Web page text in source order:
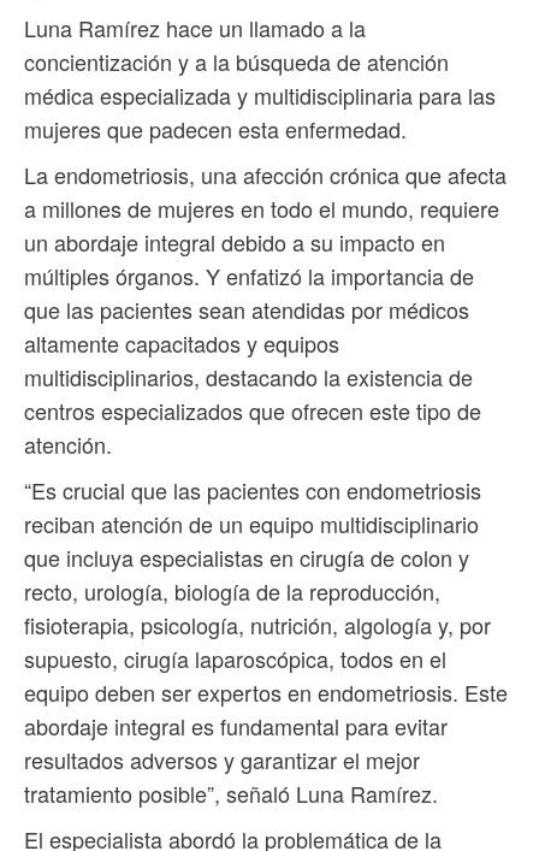
Luna Ramírez hace un llamado a la
concientización y a la búsqueda de atención
médica especializada y multidisciplinaria para las
mujeres que padecen esta enfermedad.
La endometriosis, una afección crónica que afecta
a millones de mujeres en todo el mundo, requiere
un abordaje integral debido a su impacto en
múltiples órganos. Y enfatizó la importancia de
que las pacientes sean atendidas por médicos
altamente capacitados y equipos
multidisciplinarios, destacando la existencia de
centros especializados que ofrecen este tipo de
atención.
“Es crucial que las pacientes con endometriosis
reciban atención de un equipo multidisciplinario
que incluya especialistas en cirugía de colon y
recto, urología, biología de la reproducción,
fisioterapia, psicología, nutrición, algología y, por
supuesto, cirugía laparoscópica, todos en el
equipo deben ser expertos en endometriosis. Este
abordaje integral es fundamental para evitar
resultados adversos y garantizar el mejor
tratamiento posible”, señaló Luna Ramírez.
El especialista abordó la problemática de la